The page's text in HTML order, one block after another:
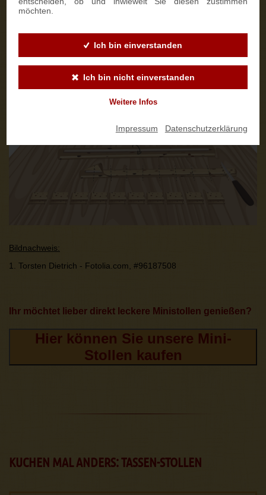
möchten.
Ich bin einverstanden
Ich bin nicht einverstanden
Weitere Infos
Impressum Datenschutzerklärung
Bildnachweis:
1. Torsten Dietrich - Fotolia.com, #96187508
Ihr möchtet lieber direkt leckere Ministollen genießen?
Hier können Sie unsere Mini-
Stollen kaufen
KUCHEN MAL ANDERS: TASSEN-STOLLEN